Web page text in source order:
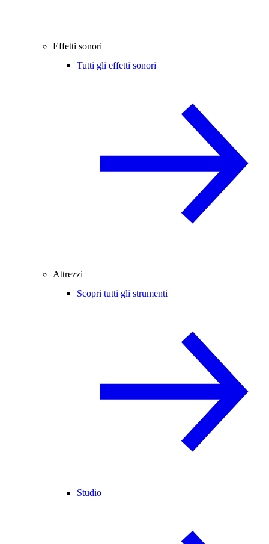
Effetti sonori
Tutti gli effetti sonori
Attrezzi
Scopri tutti gli strumenti
Studio